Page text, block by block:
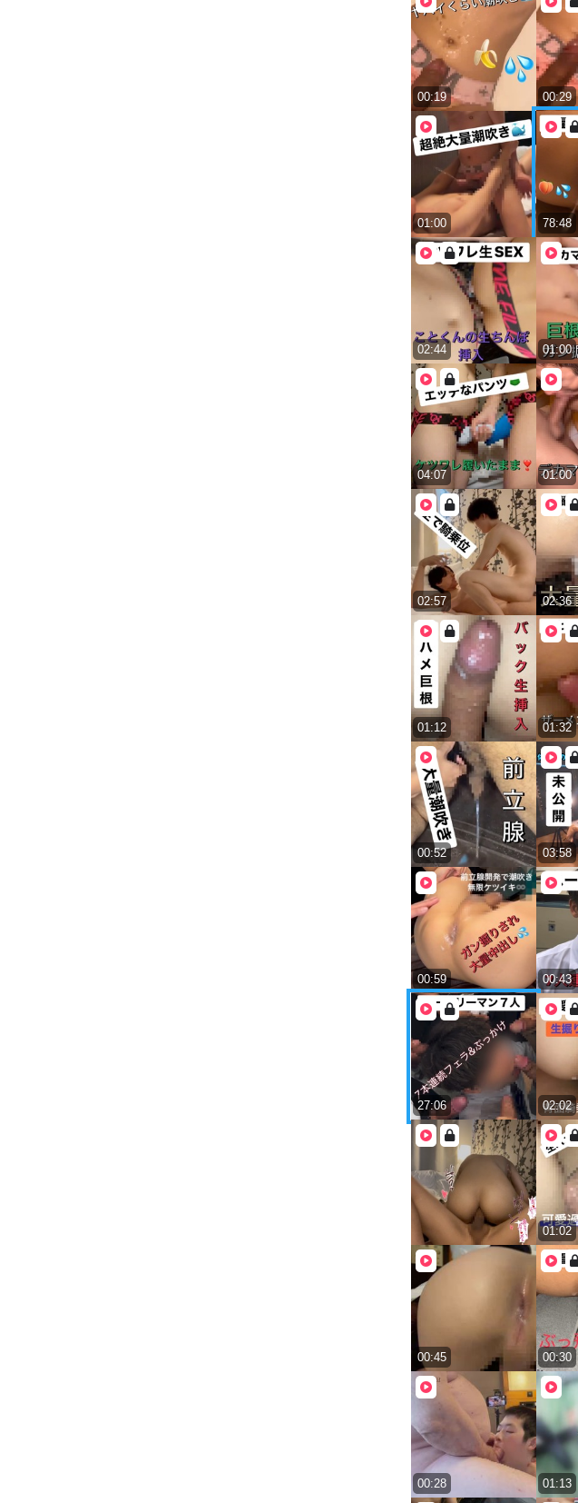
00:19 00:29
01:00 78:48
02:44 01:00
04:07 01:00
02:57 02:36
01:12 01:32
00:52 03:58
00:59 00:43
27:06 02:02
01:02
00:45 00:30
00:28 01:13